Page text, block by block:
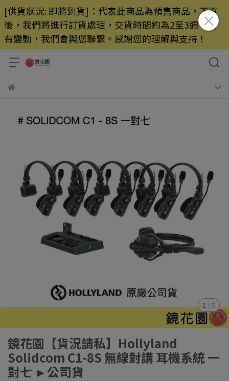
[供貨狀況: 即將到貨]：代表此商品為預售商品，下單
後，我們將進行訂貨處理，交貨時間約為2至3週，若
有變動，我們會與您聯繫。感謝您的理解與支持！
1 /5
鏡花園【貨況請私】Hollyland
Solidcom C1-8S 無線對講 耳機系統 一
對七 ►公司貨